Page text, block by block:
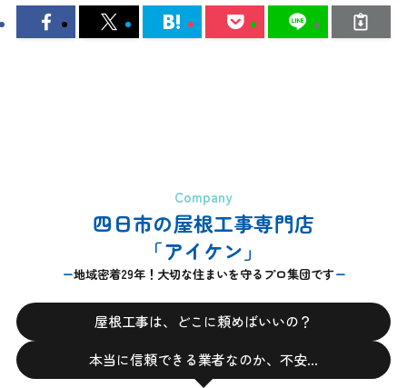
Company
四日市の屋根工事専門店
「アイケン」
地域密着29年！大切な住まいを守るプロ集団です
屋根工事は、どこに頼めばいいの？
本当に信頼できる業者なのか、不安…